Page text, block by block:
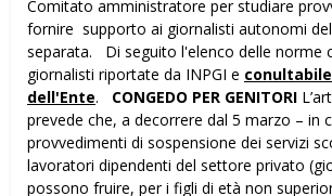
Comitato amministratore per studiare
fornire supporto ai giornalisti autonomi
separata. Di seguito l'elenco delle norme
giornalisti riportate da INPGI e
dell'Ente. CONGEDO PER GENITORI
prevede che, a decorrere dal 5 marzo – in
provvedimenti di sospensione dei servizi
lavoratori dipendenti del settore privato
possono fruire, per i figli di età non